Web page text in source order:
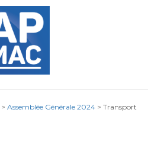
> Assemblée Générale 2024 > Transport